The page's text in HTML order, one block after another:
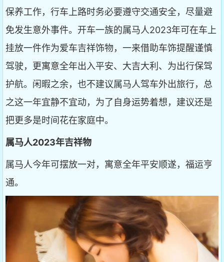
保养工作，行车上路时务必要遵守交通安全，尽量避
免发生意外事件。开车一族的属马人2023年可在车上
挂放一件作为爱车吉祥饰物，一来借助车饰提醒谨慎
驾驶，更寓意全年出入平安、大吉大利、为出行保驾
护航。闲暇之余，也不建议属马人驾车外出旅行，总
之这一年宜静不宜动，为了自身运势着想，建议还是
把更多是时间花在家庭中。
属马人2023年吉祥物
属马人今年可摆放一对，寓意全年平安顺遂，福运亨
通。